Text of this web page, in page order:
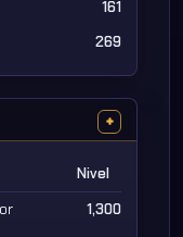
161
269
+
Nivel
1,300